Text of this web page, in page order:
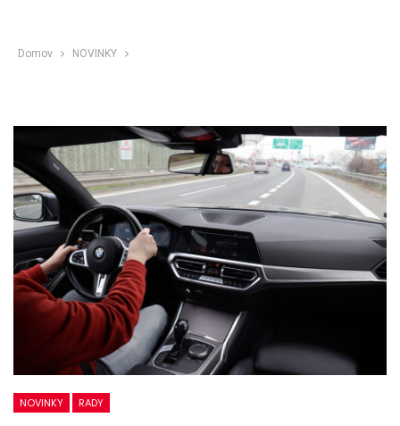
Domov NOVINKY
NOVINKY RADY